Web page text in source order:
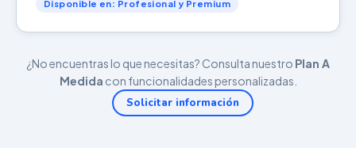
Disponible en: Profesional y Premium
¿No encuentras lo que necesitas? Consulta nuestro Plan A
Medida con funcionalidades personalizadas.
Solicitar información